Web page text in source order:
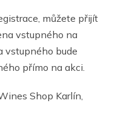
můžete přijít
vstupného na
vstupného bude
přímo na akci.
Shop Karlín,